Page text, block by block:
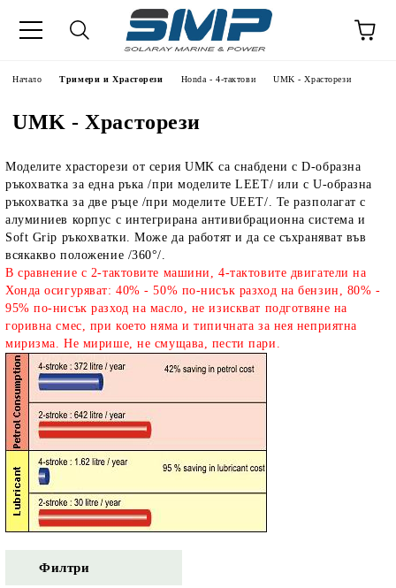
Начало Тримери и Храсторези Honda - 4-тактови UMK - Храсторези
UMK - Храсторези
Моделите храсторези от серия UMK са снабдени с D-образна
ръкохватка за една ръка /при моделите LEET/ или с U-образна
ръкохватка за две ръце /при моделите UEET/. Те разполагат с
алуминиев корпус с интегрирана антивибрационна система и
Soft Grip ръкохватки. Може да работят и да се съхраняват във
всякакво положение /360°/.
В сравнение с 2-тактовите машини, 4-тактовите двигатели на
Хонда осигуряват: 40% - 50% по-нисък разход на бензин, 80% -
95% по-нисък разход на масло, не изискват подготвяне на
горивна смес, при което няма и типичната за нея неприятна
миризма. Не мирише, не смущава, пести пари.
Филтри